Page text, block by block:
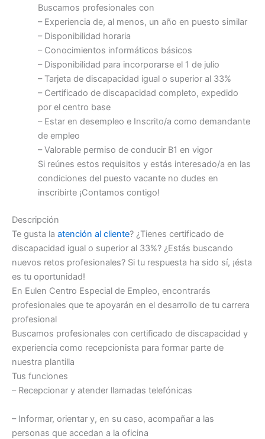
Buscamos profesionales con
– Experiencia de, al menos, un año en puesto similar
– Disponibilidad horaria
– Conocimientos informáticos básicos
– Disponibilidad para incorporarse el 1 de julio
– Tarjeta de discapacidad igual o superior al 33%
– Certificado de discapacidad completo, expedido
por el centro base
– Estar en desempleo e Inscrito/a como demandante
de empleo
– Valorable permiso de conducir B1 en vigor
Si reúnes estos requisitos y estás interesado/a en las
condiciones del puesto vacante no dudes en
inscribirte ¡Contamos contigo!
Descripción
Te gusta la atención al cliente? ¿Tienes certificado de
discapacidad igual o superior al 33%? ¿Estás buscando
nuevos retos profesionales? Si tu respuesta ha sido sí, ¡ésta
es tu oportunidad!
En Eulen Centro Especial de Empleo, encontrarás
profesionales que te apoyarán en el desarrollo de tu carrera
profesional
Buscamos profesionales con certificado de discapacidad y
experiencia como recepcionista para formar parte de
nuestra plantilla
Tus funciones
– Recepcionar y atender llamadas telefónicas
– Informar, orientar y, en su caso, acompañar a las
personas que accedan a la oficina